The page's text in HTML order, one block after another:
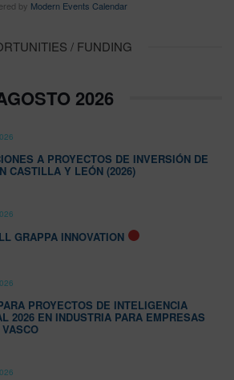
by Modern Events Calendar
/ FUNDING
2026
A PROYECTOS DE INVERSIÓN DE
CASTILLA Y LEÓN (2026)
GRAPPA INNOVATION
PROYECTOS DE INTELIGENCIA
2026 EN INDUSTRIA PARA EMPRESAS